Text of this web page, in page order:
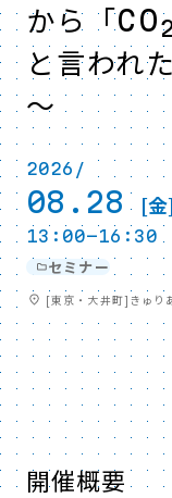
から「CO2
と言われ
～
2026/
08.28 [金]
13:00-16:30
セミナー
[東京・大井町]きゅり
開催概要